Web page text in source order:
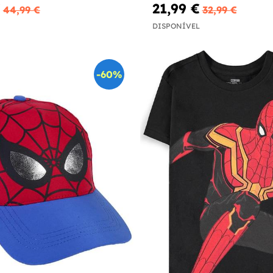
44,99 € 21,99 € 32,99 €
DISPONÍVEL
-60%